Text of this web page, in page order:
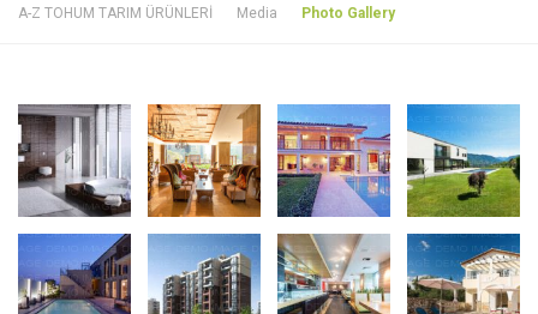
A-Z TOHUM TARIM ÜRÜNLERİ Media Photo Gallery